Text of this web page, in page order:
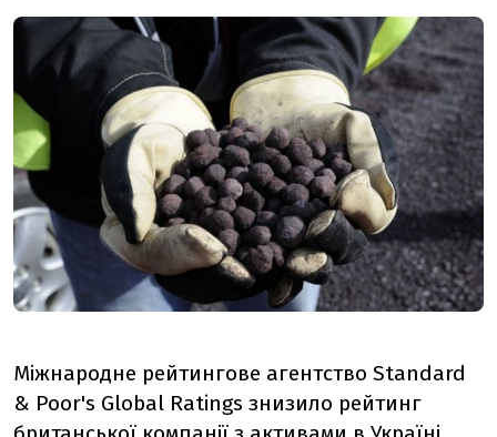
Міжнародне рейтингове агентство Standard
& Poor's Global Ratings знизило рейтинг